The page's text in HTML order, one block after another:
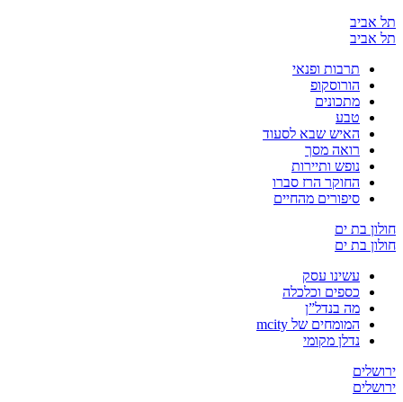
אביב
אביב
תרבות ופנאי
הורוסקופ
מתכונים
טבע
האיש שבא לסעוד
רואה מסך
נופש ותיירות
החוקר הרז סברו
סיפורים מהחיים
בת ים
בת ים
עשינו עסק
כספים וכלכלה
מה בנדל”ן
המומחים של mcity
נדלן מקומי